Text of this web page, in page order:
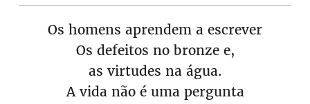
Os homens aprendem a escrever
Os defeitos no bronze e,
as virtudes na água.
A vida não é uma pergunta